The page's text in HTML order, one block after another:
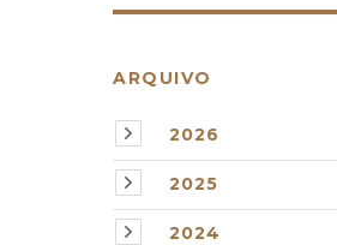
ARQUIVO
2026
2025
2024